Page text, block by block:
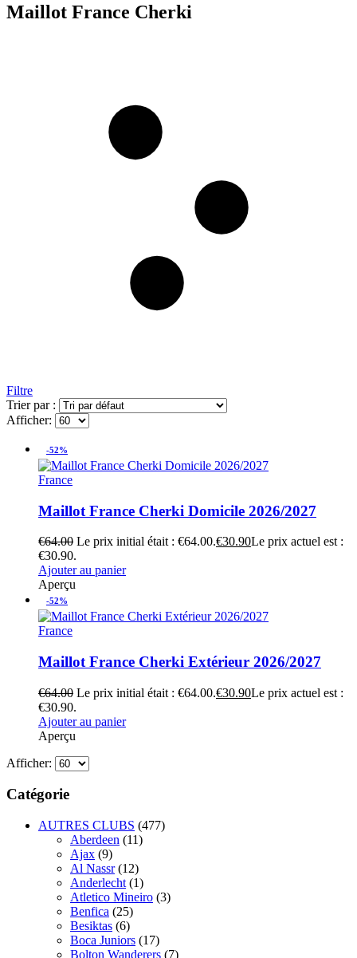
Maillot France Cherki
Filtre
Trier par :
Afficher:
-52%
France
Maillot France Cherki Domicile 2026/2027
€64.00 Le prix initial était : €64.00.€30.90Le prix actuel est :
€30.90.
Ajouter au panier
Aperçu
-52%
France
Maillot France Cherki Extérieur 2026/2027
€64.00 Le prix initial était : €64.00.€30.90Le prix actuel est :
€30.90.
Ajouter au panier
Aperçu
Afficher:
Catégorie
AUTRES CLUBS (477)
Aberdeen (11)
Ajax (9)
Al Nassr (12)
Anderlecht (1)
Atletico Mineiro (3)
Benfica (25)
Besiktas (6)
Boca Juniors (17)
Bolton Wanderers (7)